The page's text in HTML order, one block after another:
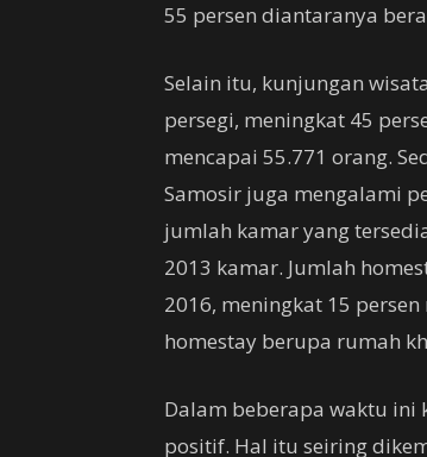
55 persen diantaranya
Selain itu, kunjungan
persegi, meningkat 45
mencapai 55.771 orang.
Samosir juga mengalami
jumlah kamar yang
2013 kamar. Jumlah
2016, meningkat 15
homestay berupa rumah
Dalam beberapa waktu ini
positif. Hal itu seiring